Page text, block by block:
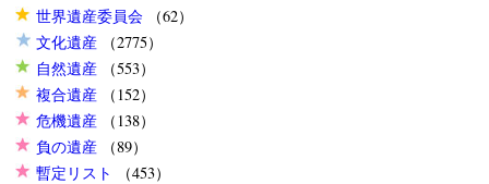
世界遺産委員会（62）
文化遺産（2775）
自然遺産（553）
複合遺産（152）
危機遺産（138）
負の遺産（89）
暫定リスト
（453）